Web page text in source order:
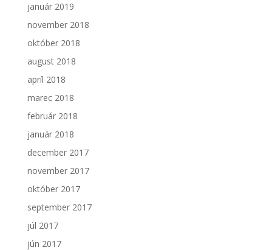
január 2019
november 2018
október 2018
august 2018
apríl 2018
marec 2018
február 2018
január 2018
december 2017
november 2017
október 2017
september 2017
júl 2017
jún 2017